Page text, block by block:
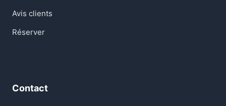
Avis clients
Réserver
Contact